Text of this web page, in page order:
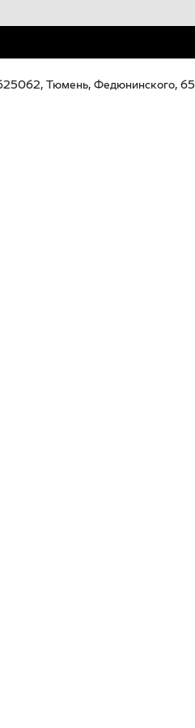
Тюмень, Федюнинского, 65